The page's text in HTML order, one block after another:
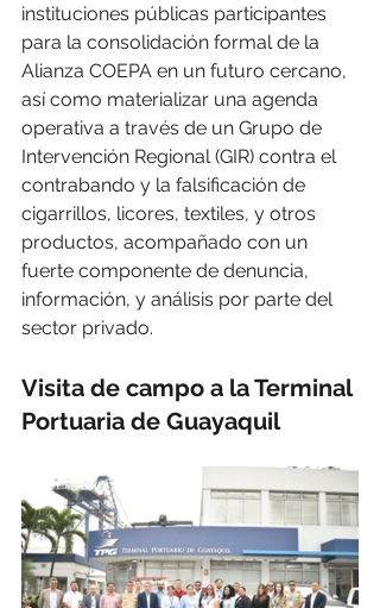
instituciones públicas participantes
para la consolidación formal de la
Alianza COEPA en un futuro cercano,
así como materializar una agenda
operativa a través de un Grupo de
Intervención Regional (GIR) contra el
contrabando y la falsificación de
cigarrillos, licores, textiles, y otros
productos, acompañado con un
fuerte componente de denuncia,
información, y análisis por parte del
sector privado.
Visita de campo a la Terminal
Portuaria de Guayaquil